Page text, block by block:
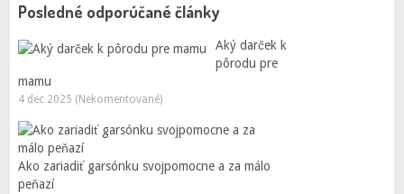
Posledné odporúčané články
Aký darček k
pôrodu pre
mamu
4 dec 2025 (Nekomentované)
Ako zariadiť garsónku svojpomocne a za málo
peňazí